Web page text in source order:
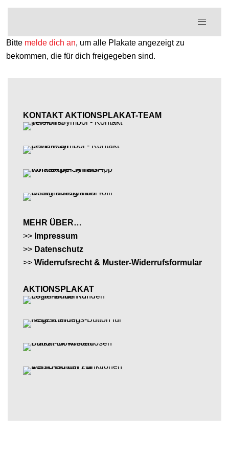
springen
Menü
Bitte melde dich an, um alle Plakate angezeigt zu
bekommen, die für dich freigegeben sind.
KONTAKT AKTIONSPLAKAT-TEAM
MEHR ÜBER…
>> Impressum
>> Datenschutz
>> Widerrufsrecht & Muster-Widerrufsformular
AKTIONSPLAKAT